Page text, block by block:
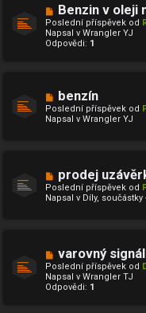
ě
e
k
N
o
v
ý
p
p
ě
v
e
Benzin v oleji
Poslední příspěvek od
Napsal v Wrangler YJ
Odpovědi: 1
N
o
v
ý
ě
v
benzín
Poslední příspěvek od
Napsal v Wrangler YJ
N
o
v
ý
p
ě
v
e
prodej
Poslední příspěvek od
Napsal v Díly, součástky
N
v
ý
p
varovný signál
Poslední příspěvek od
Napsal v Wrangler TJ
Odpovědi: 1